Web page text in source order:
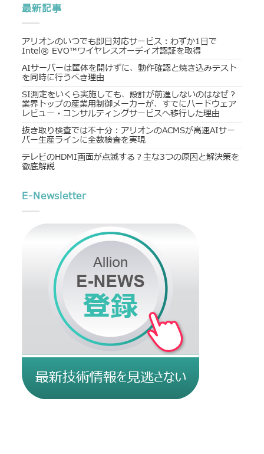
最新記事
アリオンのいつでも即日対応サービス：わずか1日で
Intel® EVO™ワイヤレスオーディオ認証を取得
AIサーバーは筐体を開けずに、動作確認と焼き込みテスト
を同時に行うべき理由
SI測定をいくら実施しても、設計が前進しないのはなぜ？
業界トップの産業用制御メーカーが、すでにハードウェア
レビュー・コンサルティングサービスへ移行した理由
抜き取り検査では不十分：アリオンのACMSが高速AIサー
バー生産ラインに全数検査を実現
テレビのHDMI画面が点滅する？主な3つの原因と解決策を
徹底解説
E-Newsletter